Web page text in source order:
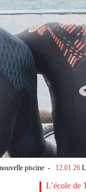
piscine - 12.01.26
L’école de